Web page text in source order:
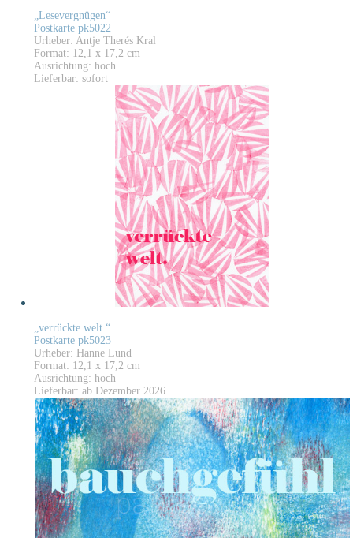
„Lesevergnügen“
Postkarte pk5022
Urheber: Antje Therés Kral
Format: 12,1 x 17,2 cm
Ausrichtung: hoch
Lieferbar: sofort
„verrückte welt.“
Postkarte pk5023
Urheber: Hanne Lund
Format: 12,1 x 17,2 cm
Ausrichtung: hoch
Lieferbar: ab Dezember 2026